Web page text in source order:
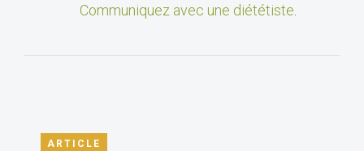
Communiquez avec une diététiste
ARTICLE